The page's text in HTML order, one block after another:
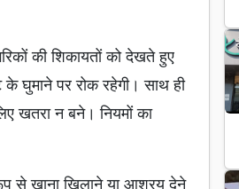
की शिकायतों को देखते हुए
के घुमाने पर रोक रहेगी। साथ ही
खतरा न बने। नियमों का
से खाना खिलाने या आश्रय देने